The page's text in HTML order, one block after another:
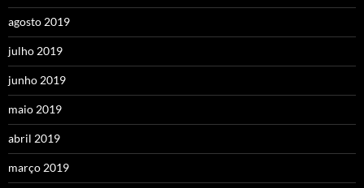
agosto 2019
julho 2019
junho 2019
maio 2019
abril 2019
março 2019